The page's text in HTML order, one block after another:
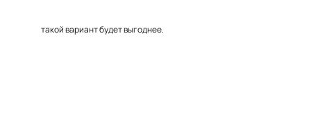
такой вариант будет выгоднее.